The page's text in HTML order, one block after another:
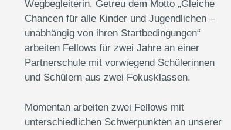
Wegbegleiterin. Getreu dem Motto „Gleiche
Chancen für alle Kinder und Jugendlichen –
unabhängig von ihren Startbedingungen“
arbeiten Fellows für zwei Jahre an einer
Partnerschule mit vorwiegend Schülerinnen
und Schülern aus zwei Fokusklassen.
Momentan arbeiten zwei Fellows mit
unterschiedlichen Schwerpunkten an unserer